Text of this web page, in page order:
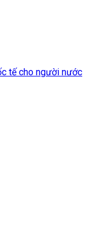
tế cho người nước